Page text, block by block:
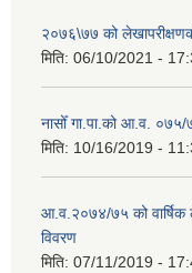
२०७६\७७ को
मिति: 06/10/2021 -
नासोँ गा.पा.को आ.व. ०७५/
मिति: 10/16/2019 -
आ.व.२०७४/७५ को वार्षिक
विवरण
मिति: 07/11/2019 -